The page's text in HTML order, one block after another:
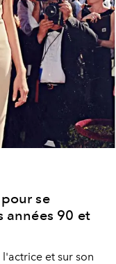
se
années 90 et
et sur son